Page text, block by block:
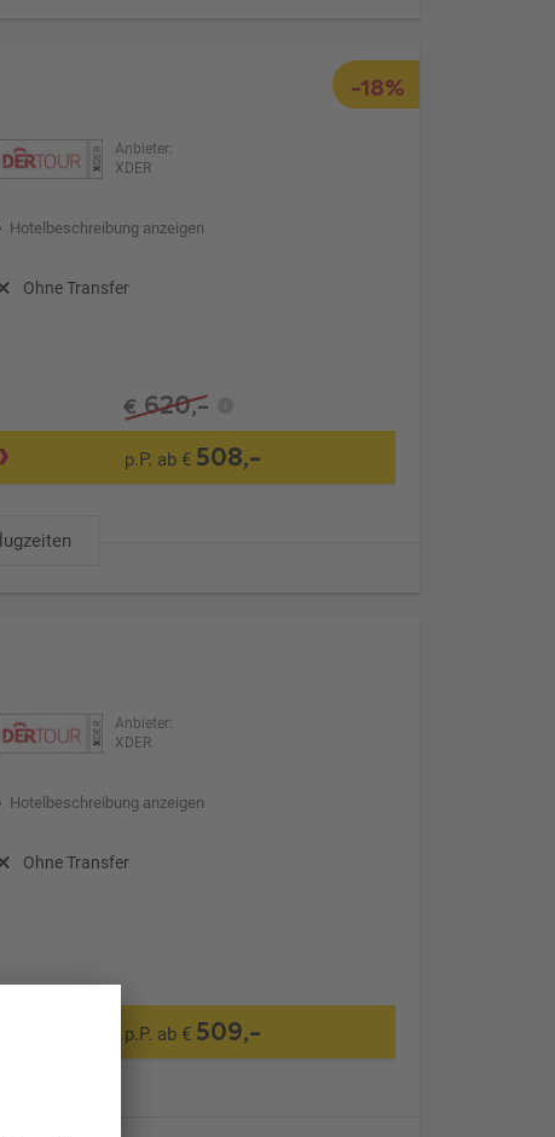
-18%
Anbieter:
XDER
Hotelbeschreibung anzeigen
Ohne Transfer
€ 620,-
p.P. ab € 508,-
Anbieter:
XDER
Hotelbeschreibung anzeigen
Ohne Transfer
p.P. ab € 509,-